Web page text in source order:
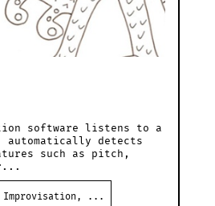
software listens to a
automatically detects
such as pitch,
Improvisation, ...